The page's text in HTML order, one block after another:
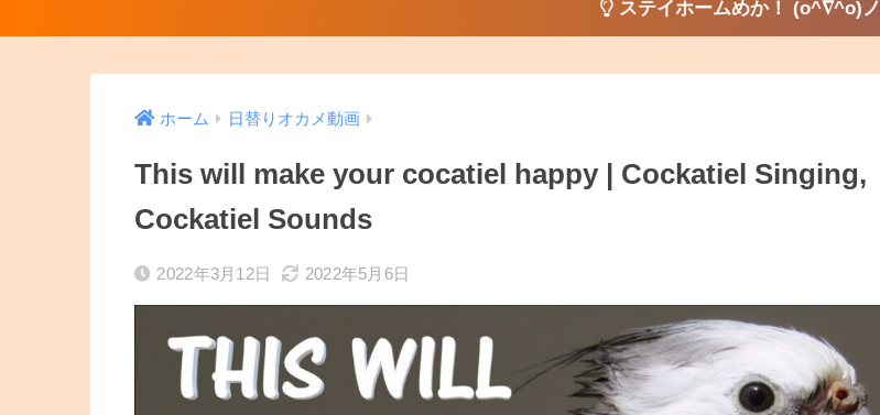
ステイホームめか！ (o^∇^o)ノ
ホーム 日替りオカメ動画
This will make your cocatiel happy | Cockatiel Singing,
Cockatiel Sounds
2022年3月12日 2022年5月6日